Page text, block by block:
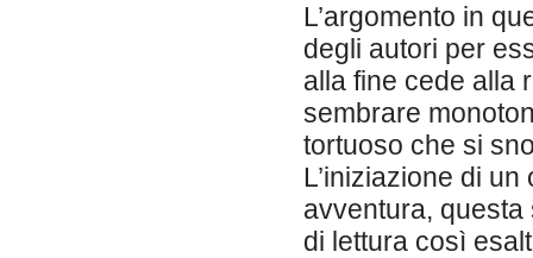
L’argomento in
degli autori per
alla fine cede alla
sembrare
tortuoso che si
L’iniziazione di
avventura, questa
di lettura così